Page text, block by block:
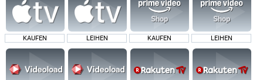
KAUFEN LEIHEN KAUFEN LEIHEN